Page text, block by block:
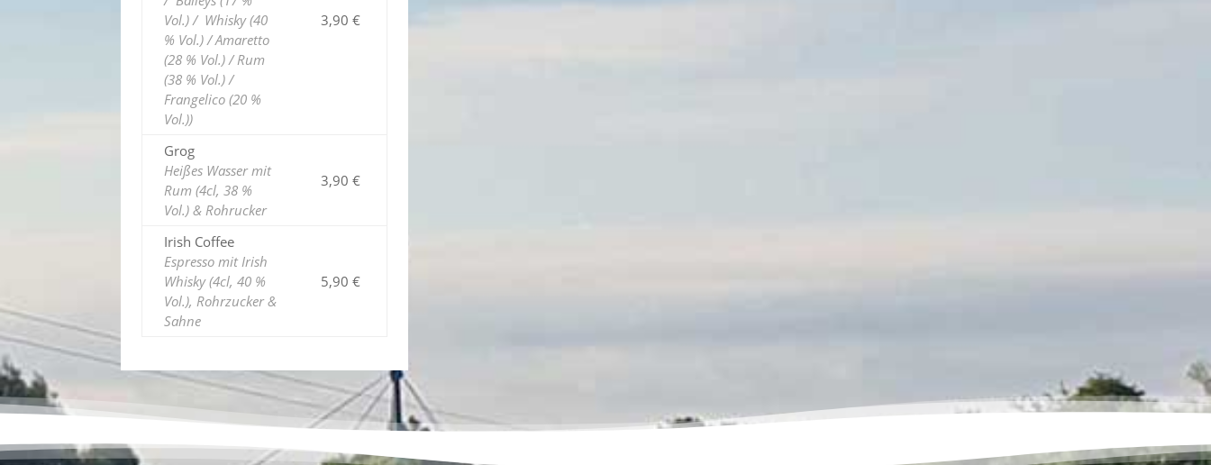
Vol.) / Whisky(40
% Vol.) / Amaretto
(28 % Vol.) / Rum
(38 % Vol.) /
Frangelico (20 %
Vol.))
3,90 €
Grog
Heißes Wasser mit
Rum (4cl, 38 %
Vol.) & Rohrucker
3,90 €
Irish Coffee
Espresso mit Irish
Whisky (4cl, 40 %
Vol.), Rohrzucker &
Sahne
5,90 €